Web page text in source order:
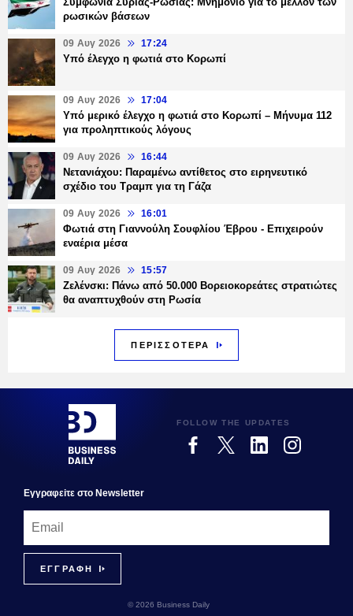
ρωσικών βάσεων
09 Αυγ 2026 17:24
Υπό έλεγχο η φωτιά στο Κορωπί
09 Αυγ 2026 17:04
Υπό μερικό έλεγχο η φωτιά στο Κορωπί – Μήνυμα 112
για προληπτικούς λόγους
09 Αυγ 2026 16:44
Νετανιάχου: Παραμένω αντίθετος στο ειρηνευτικό
σχέδιο του Τραμπ για τη Γάζα
09 Αυγ 2026 16:01
Φωτιά στη Γιαννούλη Σουφλίου Έβρου - Επιχειρούν
εναέρια μέσα
09 Αυγ 2026 15:57
Ζελένσκι: Πάνω από 50.000 Βορειοκορεάτες στρατιώτες
θα αναπτυχθούν στη Ρωσία
ΠΕΡΙΣΣΟΤΕΡΑ
FOLLOW THE UPDATES
Εγγραφεiτε στο Newsletter
© 2026 Business Daily